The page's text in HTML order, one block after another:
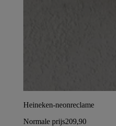
Heineken-neonreclame
Normale prijs209,90